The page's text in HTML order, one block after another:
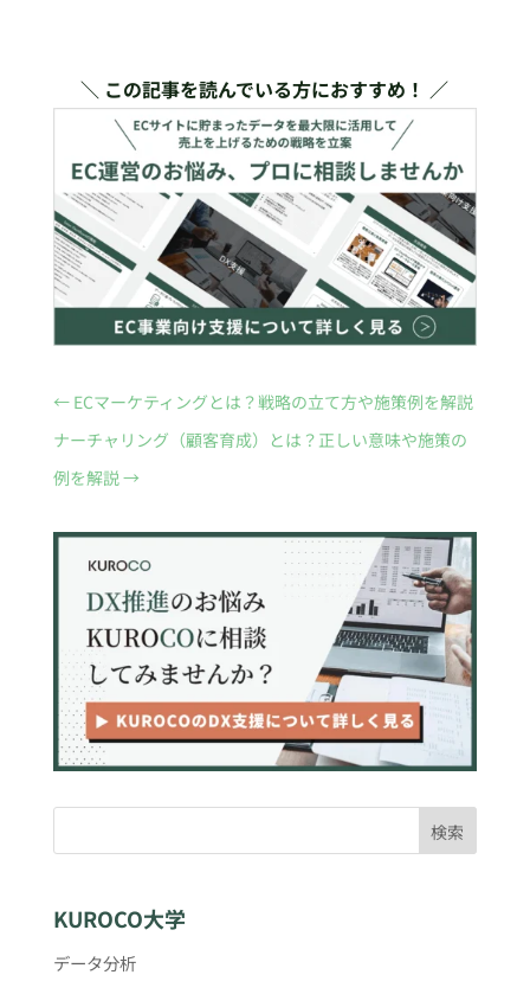
＼ この記事を読んでいる方におすすめ！ ／
← ECマーケティングとは？戦略の立て方や施策例を解説
ナーチャリング（顧客育成）とは？正しい意味や施策の
例を解説→
検索
KUROCO大学
データ分析